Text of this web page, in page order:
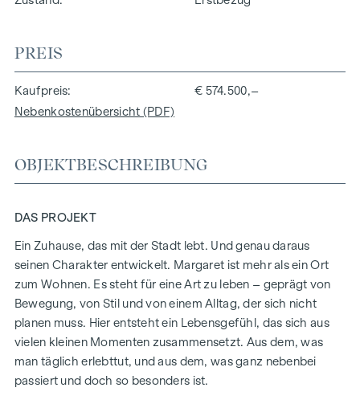
PREIS
Kaufpreis
€ 574.500,–
Nebenkostenübersicht (PDF)
OBJEKTBESCHREIBUNG
DAS PROJEKT
Ein Zuhause, das mit der Stadt lebt. Und genau daraus
seinen Charakter entwickelt. Margaret ist mehr als ein Ort
zum Wohnen. Es steht für eine Art zu leben – geprägt von
Bewegung, von Stil und von einem Alltag, der sich nicht
planen muss. Hier entsteht ein Lebensgefühl, das sich aus
vielen kleinen Momenten zusammensetzt. Aus dem, was
man täglich erlebttut, und aus dem, was ganz nebenbei
passiert und doch so besonders ist.